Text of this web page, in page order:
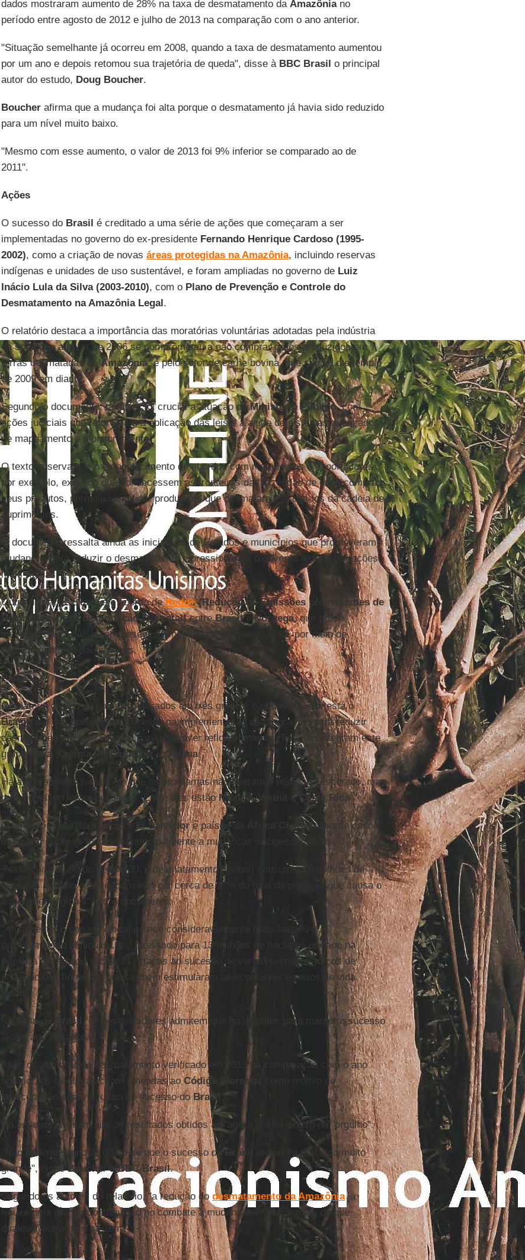
dados mostraram aumento de 28% na taxa de desmatamento da Amazôniano
período entre agosto de 2012 e julho de 2013 na comparação com o ano anterior.
"Situação semelhante já ocorreu em 2008, quando a taxa de desmatamento aumentou
por um ano e depois retomou sua trajetória de queda", disse à BBC Brasil o principal
autor do estudo, Doug Boucher.
Boucherafirma que a mudança foi alta porque o desmatamento já havia sido reduzido
para um nível muito baixo.
"Mesmo com esse aumento, o valor de 2013 foi 9% inferior se comparado ao de
2011".
Ações
O sucesso do Brasil é creditado a uma série de ações que começaram a ser
implementadas no governo do ex-presidente Fernando Henrique Cardoso (1995-
2002), como a criação de novas áreas protegidas na Amazônia, incluindo reservas
indígenas e unidades de uso sustentável, e foram ampliadas no governo de Luiz
Inácio Lula da Silva (2003-2010), com o Plano de Prevenção e Controle do
Desmatamento na Amazônia Legal.
O relatório destaca a importância das moratórias voluntárias adotadas pela indústria
da soja, que a partir de 2006 se comprometeu a não comprar grãos produzidos em
terras desmatadas daAmazônia, e pelo setor de carne bovina, que seguiu o exemplo
de 2009 em diante.
Segundo o documento, também foi crucial a atuação doMinistério Público, com
ações judiciais que reforçaram a aplicação das leis e a ajuda de sistemas avançados
de mapeamento e monitoramento.
O texto observa que o estabelecimento de acordos com matadouros e exportadores,
por exemplo, exigindo que conhecessem as fronteiras das fazendas de onde compram
seus produtos, permitiu identificar produtores que desmatam e excluí-los da cadeia de
suprimentos.
O documento ressalta ainda as iniciativas de Estados e municípios que promoveram
mudanças para reduzir o desmatamento e pressionaram o governo federal por ações
mais rígidas.
Outro destaque citado é o acordo deRedd+ (Redução de Emissões provenientes de
Desmatamento e Degradação Florestal)entreBrasileNoruega, que prevê
incentivos para países em desenvolvimento reduzirem emissões, por meio de
financiamento de países ricos.
Países
O relatório dividiu os países analisados em três grupos: o primeiro, onde está o
Brasil, é o dos que tiveram sucesso na implementação de programas para reduzir
desmatamento e emissões ou para promover reflorestamento. Também integram este
grupoÍndia, Quênia ,Madagascar eGuiana.
Há ainda aqueles países em que os programas não tiveram o resultado esperado, mas
mesmo assim foram benéficos. Entre eles estãoMéxico,Vietnã eCosta Rica.
O terceiro grupo, formado por El Salvadore países da África Central, aborda casos
em que o sucesso foi devido principalmente a mudanças socioeconômicas.
"Na década de 90 do século 20, o desmatamento (global) consumiu 16 milhões de
hectares por ano e foi responsável por cerca de 17% do total da poluição que causa o
aquecimento global", diz o documento.
"Atualmente, o cenário global parece consideravelmente mais favorável. O
desmatamento diminuiu 19%, passando para 13 milhões de hectares por ano na
primeira década do século 21, graças ao sucesso de variadíssimos esforços de
proteção das florestas, que também estimularam as economias e meios de vida
locais".
No caso do Brasil
, os pesquisadores admitem que há desafios para manter o sucesso
alcançado até agora.
Além do aumento do desmatamento verificado em 2013 na comparação com o ano
anterior, os cientistas citam emendas aoCódigo Florestal
como motivo de
preocupação sobre o futuro do sucesso doBrasil
No entanto, afirmam que os resultados obtidos até agora já são motivo de "orgulho".
"Não podemos ignorar o fato de que o sucesso doBrasil
até agora tem sido muito
grande", disseBoucher àBBC Brasil.
Segundo os autores do relatório, "a redução do desmatamento da Amazôniajá
trouxe uma grande contribuição no combate à mudança climática, mais do que
qualquer outro país na Terra".